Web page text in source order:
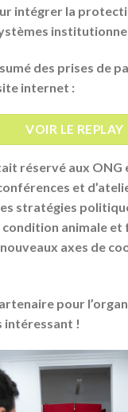
intégrer la
des prises de
internet :
VOIR LE REPLAY
réservé aux
et
stratégies
condition animale
axes de
pour
intéressant !